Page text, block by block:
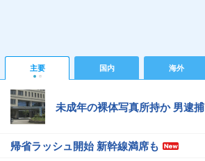
主要 国内 海外
未成年の裸体写真所持か 男逮捕
帰省ラッシュ開始 新幹線満席も